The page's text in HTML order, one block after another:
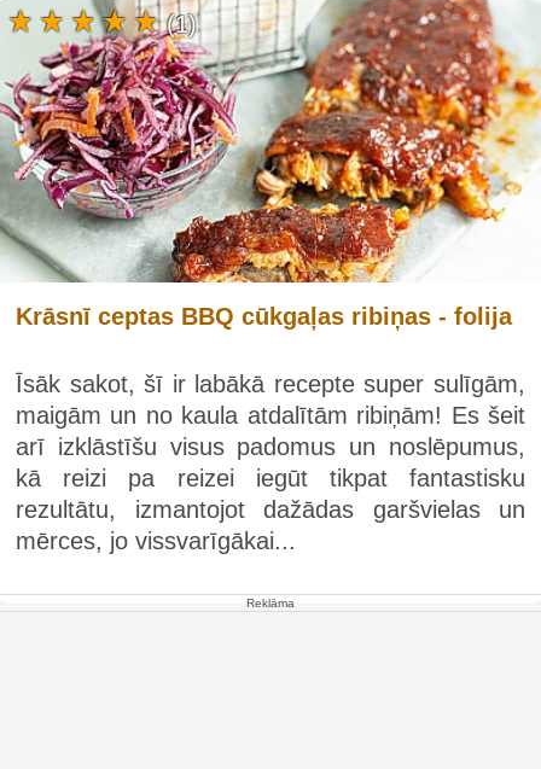
Krāsnī ceptas BBQ cūkgaļas ribiņas - folija
Īsāk sakot, šī ir labākā recepte super sulīgām,
maigām un no kaula atdalītām ribiņām! Es šeit
arī izklāstīšu visus padomus un noslēpumus,
kā reizi pa reizei iegūt tikpat fantastisku
rezultātu, izmantojot dažādas garšvielas un
mērces, jo vissvarīgākai...
(1)
Reklāma